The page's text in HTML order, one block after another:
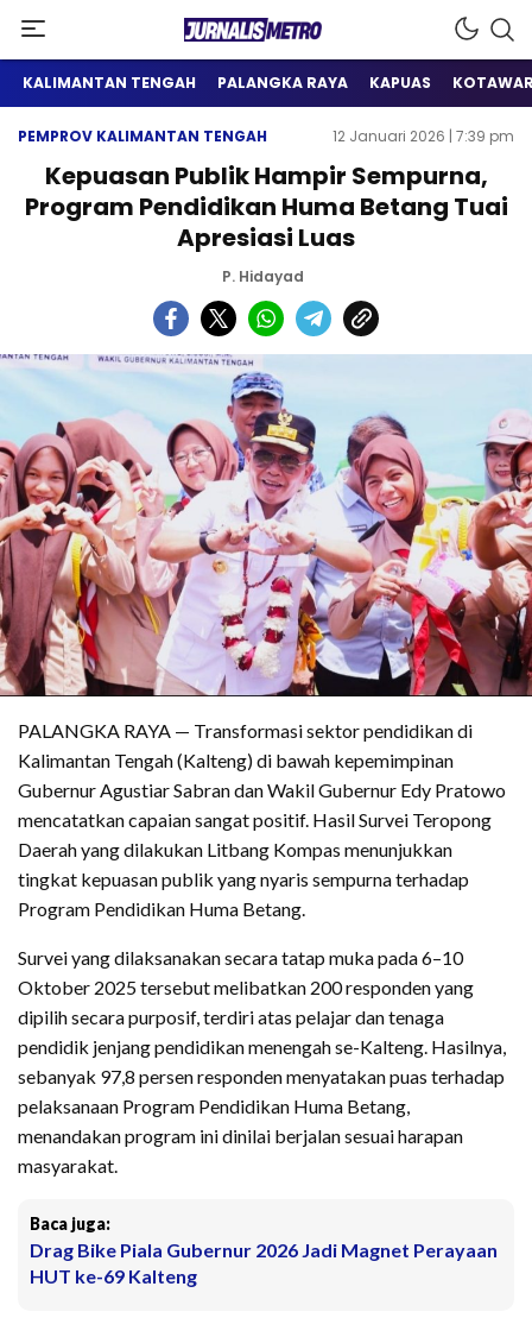
Jurnalis Metro
Satu Wadah Informasi
KALIMANTAN TENGAH PALANGKA RAYA KAPUAS
PEMPROV KALIMANTAN TENGAH 12 Januari 2026 | 7:39 pm
Kepuasan Publik Hampir Sempurna,
Program Pendidikan Huma Betang Tuai
Apresiasi Luas
P. Hidayad
PALANGKA RAYA — Transformasi sektor pendidikan di
Kalimantan Tengah (Kalteng) di bawah kepemimpinan
Gubernur Agustiar Sabran dan Wakil Gubernur Edy Pratowo
mencatatkan capaian sangat positif. Hasil Survei Teropong
Daerah yang dilakukan Litbang Kompas menunjukkan
tingkat kepuasan publik yang nyaris sempurna terhadap
Program Pendidikan Huma Betang.
Survei yang dilaksanakan secara tatap muka pada 6–10
Oktober 2025 tersebut melibatkan 200 responden yang
dipilih secara purposif, terdiri atas pelajar dan tenaga
pendidik jenjang pendidikan menengah se-Kalteng. Hasilnya,
sebanyak 97,8 persen responden menyatakan puas terhadap
pelaksanaan Program Pendidikan Huma Betang,
menandakan program ini dinilai berjalan sesuai harapan
masyarakat.
Baca juga:
Drag Bike Piala Gubernur 2026 Jadi Magnet Perayaan
HUT ke-69 Kalteng